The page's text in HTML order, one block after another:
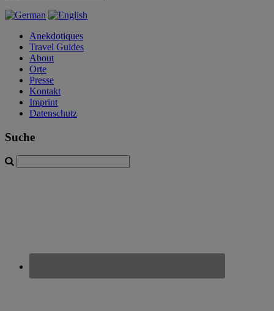
Anekdotiques
Travel Guides
About
Orte
Presse
Kontakt
Imprint
Datenschutz
Suche